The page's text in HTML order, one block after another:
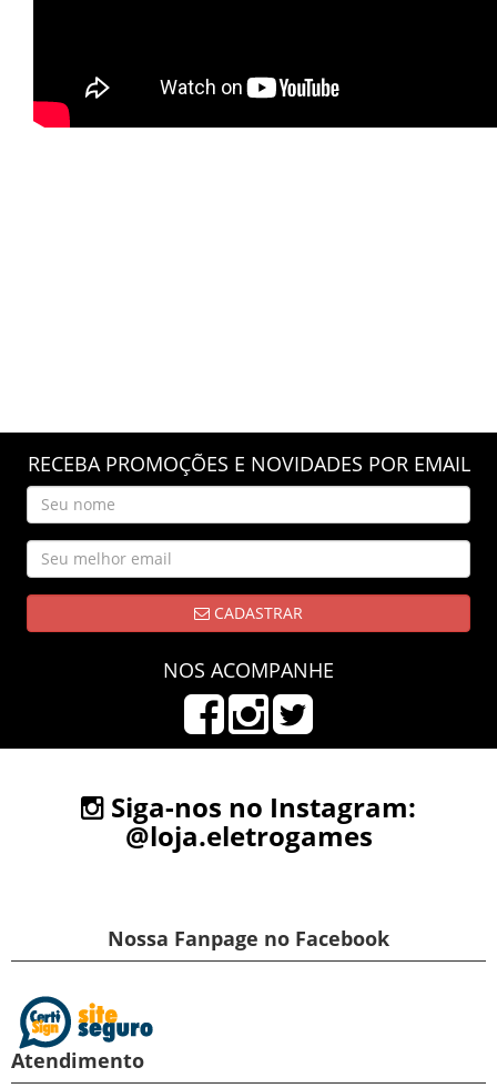
RECEBA PROMOÇÕES E NOVIDADES POR EMAIL
CADASTRAR
NOS ACOMPANHE
Siga-nos no Instagram:
@loja.eletrogames
Nossa Fanpage no Facebook
Atendimento